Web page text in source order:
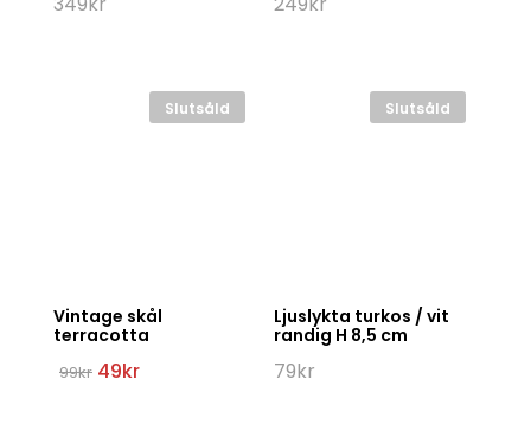
Slutsåld
Vintage skål
terracotta
99kr Det
49krDet
Slutsåld
Ljuslykta turkos / vit
randig H 8,5 cm
79kr